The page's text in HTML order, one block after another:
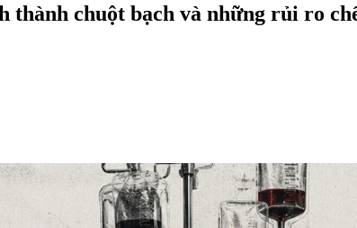
thành chuột bạch và những rủi ro